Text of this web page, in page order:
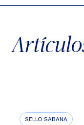
SELLO SABANA